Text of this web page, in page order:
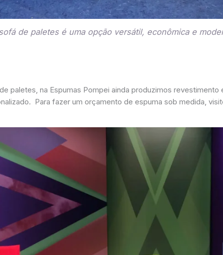
de paletes é uma opção versátil, econômica e
paletes, na Espumas Pompei ainda produzimos
Para fazer um orçamento de espuma sob medida,